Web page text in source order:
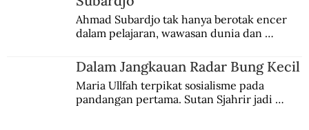
Vanessa Redgrave, Aktris Peraih Oscar
yang Membela Palestina
Ahmad Subardjo tak hanya berotak encer
dalam pelajaran, wawasan dunia dan
Jules Verne, Multatuli, hingga Sun Yat-sen.
Dalam Jangkauan Radar Bung Kecil
Maria Ullfah terpikat sosialisme pada
pandangan pertama. Sutan Sjahrir jadi